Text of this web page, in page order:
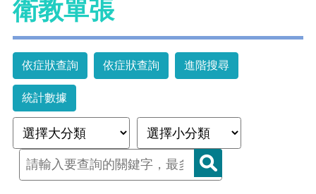
衛教單張
依症狀查詢 依症狀查詢 進階搜尋
統計數據